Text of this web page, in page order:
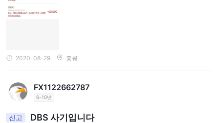
DBS의 서비스는 개인 및 기업 고객의 금융적 요구를 충족시키기 위
해 설계되었으며, 현재 변화하는 금융 환경에서 재무 관리, 은행 및
서비스에 대한 설명입니다:
전화 지원 (BusinessCare 전화):
전화 번호: 400 821 8881
2020-08-29 홍콩
FX1122662787
6-10년
신고 DBS 사기입니다